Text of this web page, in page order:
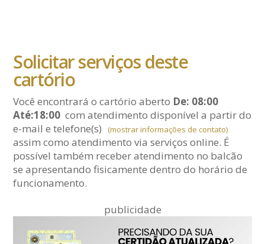
Solicitar serviços deste
cartório
Você encontrará o cartório aberto De: 08:00
Até:18:00 com atendimento disponível a partir do
e-maile telefone(s) (mostrar informações de contato)
assim como atendimento via serviços online. É
possível também receber atendimento no balcão
se apresentando fisicamente dentro do horário de
funcionamento.
publicidade